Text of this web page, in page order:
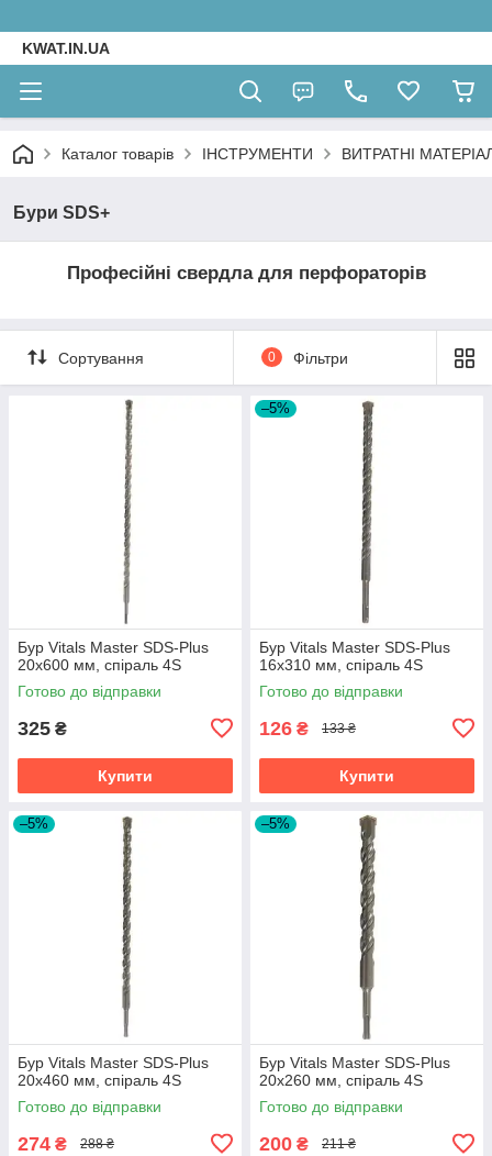
KWAT.IN.UA
Каталог товарів ІНСТРУМЕНТИ ВИТРАТНІ
Бури SDS+
Професійні свердла для перфораторів
Сортування 0 Фільтри
Бур Vitals Master SDS-Plus
20х600 мм, спіраль 4S
Готово до відправки
325 ₴
Купити
–5%
Бур Vitals Master SDS-Plus
16х310 мм, спіраль 4S
Готово до відправки
126 ₴ 133 ₴
Купити
–5%
Бур Vitals Master SDS-Plus
20х460 мм, спіраль 4S
Готово до відправки
274 ₴ 288 ₴
–5%
Бур Vitals Master SDS-Plus
20х260 мм, спіраль 4S
Готово до відправки
200 ₴ 211 ₴